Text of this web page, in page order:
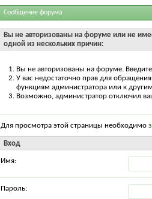
Сообщение форума
Вы не авторизованы на форуме или не
одной из нескольких причин:
Вы не авторизованы на форуме.
У вас недостаточно прав для
функциям администратора или к
Возможно, администратор отключил
Для просмотра этой страницы необходимо
Вход
Имя:
Пароль: